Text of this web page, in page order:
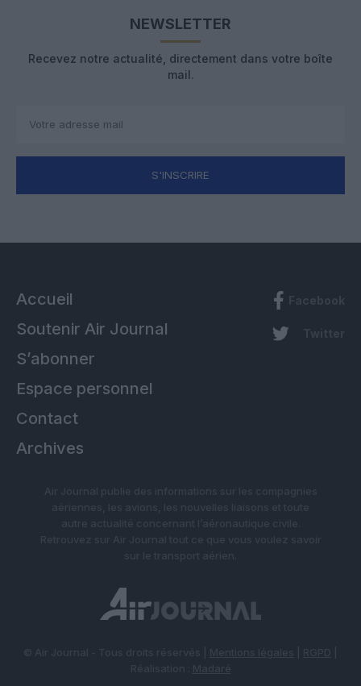
NEWSLETTER
Recevez notre actualité, directement dans votre boîte
mail.
S'INSCRIRE
Accueil
Soutenir Air Journal
S’abonner
Espace personnel
Contact
Archives